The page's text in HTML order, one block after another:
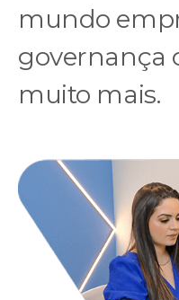
mundo
governança
muito mais.